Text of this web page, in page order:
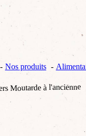
Nos produits
Moutarde à l'ancienne